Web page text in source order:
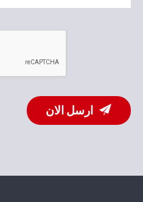
ارسل الان